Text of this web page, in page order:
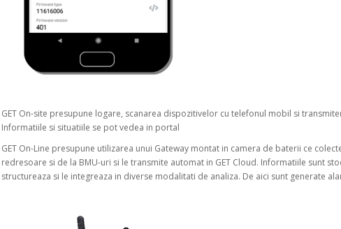
GET On-site presupune logare, scanarea dispozitivelor cu telefonul mobil si
Informatiile si situatiile se pot vedea in portal
GET On-Line presupune utilizarea unui Gateway montat in camera de baterii ce
redresoare si de la BMU-uri si le transmite automat in GET Cloud. Informatiile sunt
structureaza si le integreaza in diverse modalitati de analiza. De aici sunt generate